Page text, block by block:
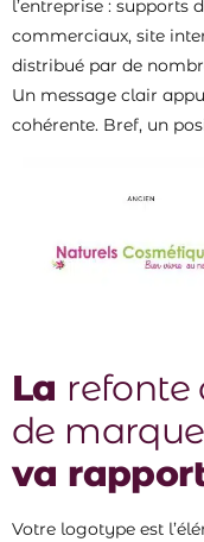
l’entreprise : supports
commerciaux, site
distribué par de
Un message clair
cohérente. Bref, un
La refonte
de marque
va
Votre logotype est